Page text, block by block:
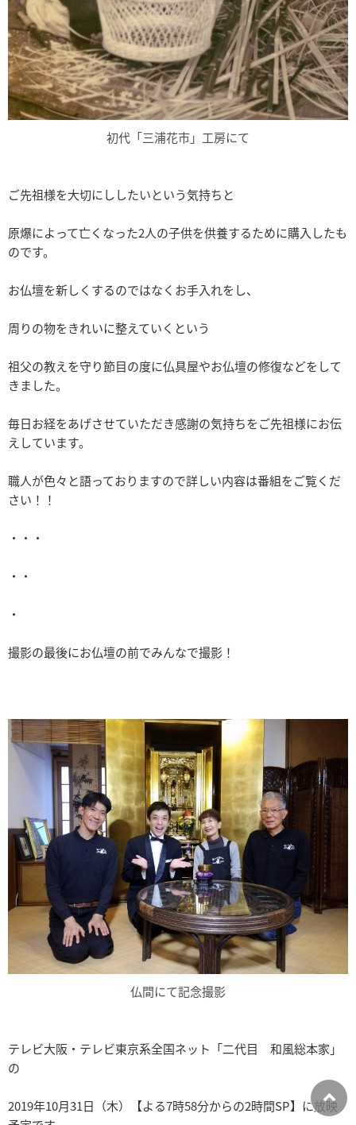
初代「三浦花市」工房にて
ご先祖様を大切にししたいという気持ちと
原爆によって亡くなった2人の子供を供養するために購入したも
のです。
お仏壇を新しくするのではなくお手入れをし、
周りの物をきれいに整えていくという
祖父の教えを守り節目の度に仏具屋やお仏壇の修復などをして
きました。
毎日お経をあげさせていただき感謝の気持ちをご先祖様にお伝
えしています。
職人が色々と語っておりますので詳しい内容は番組をご覧くだ
さい！！
・・・
・・
・
撮影の最後にお仏壇の前でみんなで撮影！
仏間にて記念撮影
テレビ大阪・テレビ東京系全国ネット「二代目 和風総本家」
の
2019年10月31日（木）【よる7時58分からの2時間SP】に放映